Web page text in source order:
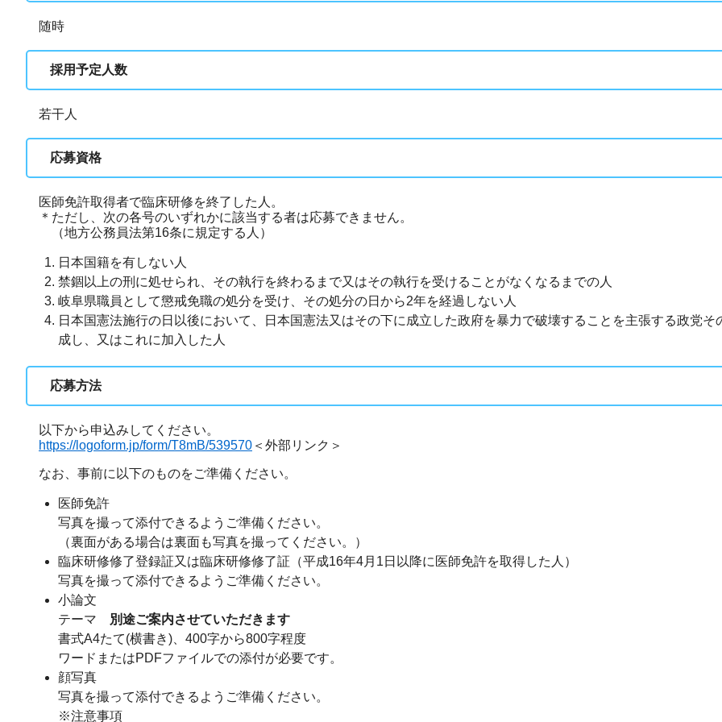
随時
採用予定人数
若干人
応募資格
医師免許取得者で臨床研修を終了した人。
＊ただし、次の各号のいずれかに該当する者は応募できません。
（地方公務員法第16条に規定する人）
日本国籍を有しない人
禁錮以上の刑に処せられ、その執行を終わるまで又はその執行を受けることがなくなるまでの人
岐阜県職員として懲戒免職の処分を受け、その処分の日から2年を経過しない人
日本国憲法施行の日以後において、日本国憲法又はその下に成立した政府を暴力で破壊することを主張する政党そ
成し、又はこれに加入した人
応募方法
以下から申込みしてください。
https://logoform.jp/form/T8mB/539570 ＜外部リンク＞
なお、事前に以下のものをご準備ください。
医師免許
写真を撮って添付できるようご準備ください。
（裏面がある場合は裏面も写真を撮ってください。）
臨床研修修了登録証又は臨床研修修了証（平成16年4月1日以降に医師免許を取得した人）
写真を撮って添付できるようご準備ください。
小論文
テーマ 別途ご案内させていただきます
書式A4たて(横書き)、400字から800字程度
ワードまたはPDFファイルでの添付が必要です。
顔写真
写真を撮って添付できるようご準備ください。
※注意事項